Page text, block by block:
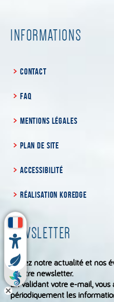
INFORMATIONS
CONTACT
FAQ
MENTIONS LÉGALES
PLAN DE SITE
ACCESSIBILITÉ
RÉALISATION KOREDGE
NEWSLETTER
Suivez notre actualité et nos
à notre newsletter.
En validant votre e-mail, vous
périodiquement les